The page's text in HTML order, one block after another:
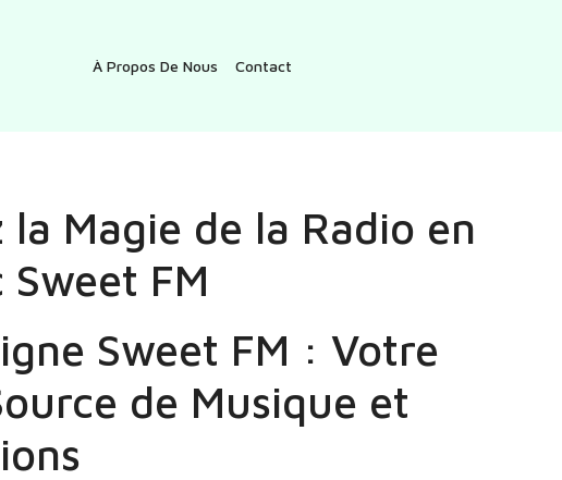
À Propos De Nous Contact
la Magie de la Radio en
FM
Sweet FM : Votre
de Musique et